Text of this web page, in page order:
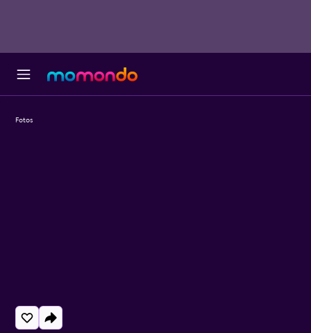
Fotos